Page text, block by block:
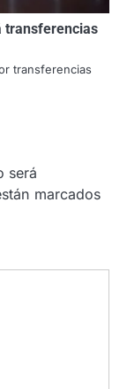
transferencias
transferencias
será
marcados